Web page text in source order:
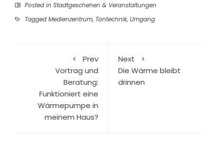
Posted in Stadtgeschehen & Veranstaltungen
Tagged Medienzentrum, Tontechnik, Umgang
Prev
Vortrag und
Beratung:
Funktioniert eine
Wärmepumpe in
meinem Haus?
Next
Die Wärme bleibt
drinnen